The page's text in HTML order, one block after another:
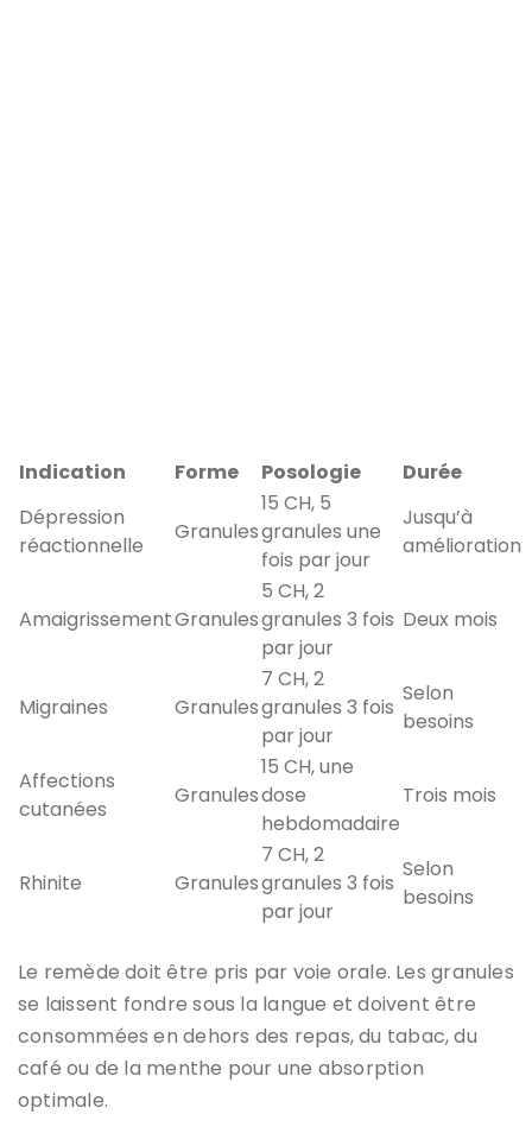
Indication Forme Posologie
Durée
Dépression
réactionnelle
Granules
15 CH, 5
granules une
fois par jour
Jusqu’à
amélioration
AmaigrissementGranules
5 CH, 2
granules 3 fois
par jour
Deux mois
Migraines Granules
7 CH, 2
granules 3 fois
par jour
Selon
besoins
Affections
cutanées
Granules
15 CH, une
dose
hebdomadaire
Trois mois
Rhinite Granules
7 CH, 2
granules 3 fois
par jour
Selon
besoins
Le remède doit être pris par voie orale. Les granules
se laissent fondre sous la langue et doivent être
consommées en dehors des repas, du tabac, du
café ou de la menthe pour une absorption
optimale.